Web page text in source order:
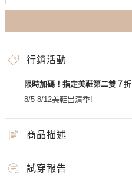
行銷活動
限時加碼！指定美鞋第二雙７折
8/5-8/12美鞋出清季!
商品描述
試穿報告